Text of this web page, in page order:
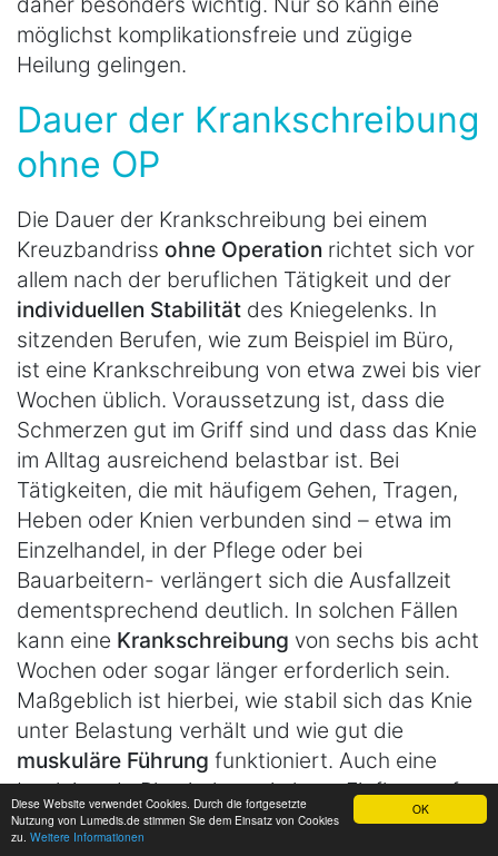
OK
Diese Website verwendet Cookies. Durch die fortgesetzte
Nutzung von Lumedis.de stimmen Sie dem Einsatz von Cookies
zu. Weitere Informationen
möglichst komplikationsfreie und zügige
Heilung gelingen.
Dauer der Krankschreibung
ohne OP
Die Dauer der Krankschreibung bei einem
Kreuzbandriss ohne Operation richtet sich vor
allem nach der beruflichen Tätigkeit und der
individuellen Stabilität des Kniegelenks. In
sitzenden Berufen, wie zum Beispiel im Büro,
ist eine Krankschreibung von etwa zwei bis vier
Wochen üblich. Voraussetzung ist, dass die
Schmerzen gut im Griff sind und dass das Knie
im Alltag ausreichend belastbar ist. Bei
Tätigkeiten, die mit häufigem Gehen, Tragen,
Heben oder Knien verbunden sind – etwa im
Einzelhandel, in der Pflege oder bei
Bauarbeitern- verlängert sich die Ausfallzeit
dementsprechend deutlich. In solchen Fällen
kann eine Krankschreibung von sechs bis acht
Wochen oder sogar länger erforderlich sein.
Maßgeblich ist hierbei, wie stabil sich das Knie
unter Belastung verhält und wie gut die
muskuläre Führung funktioniert. Auch eine
begleitende Physiotherapie kann Einfluss auf
die Krankschreibungsdauer haben. Bei
unsicheremGangbild